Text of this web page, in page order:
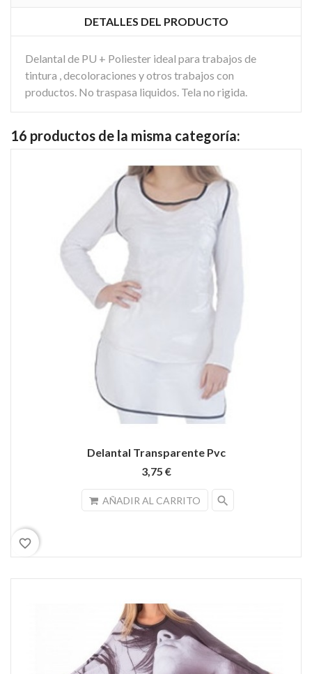
DETALLES DEL PRODUCTO
Delantal de PU + Poliester ideal para trabajos de
tintura , decoloraciones y otros trabajos con
productos. No traspasa liquidos. Tela no rigida.
16 productos de la misma categoría:
Delantal Transparente Pvc
3,75 €
AÑADIR AL CARRITO search
favorite_border